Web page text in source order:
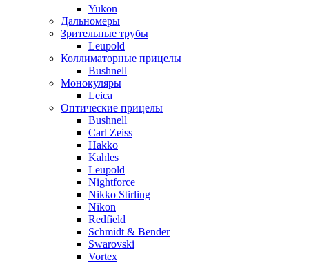
Yukon
Дальномеры
Зрительные трубы
Leupold
Коллиматорные прицелы
Bushnell
Монокуляры
Leica
Оптические прицелы
Bushnell
Carl Zeiss
Hakko
Kahles
Leupold
Nightforce
Nikko Stirling
Nikon
Redfield
Schmidt & Bender
Swarovski
Vortex